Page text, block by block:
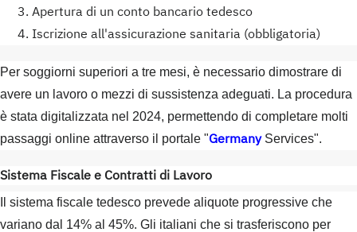
Apertura di un conto bancario tedesco
Iscrizione all'assicurazione sanitaria (obbligatoria)
Per soggiorni superiori a tre mesi, è necessario dimostrare di
avere un lavoro o mezzi di sussistenza adeguati. La procedura
è stata digitalizzata nel 2024, permettendo di completare molti
passaggi online attraverso il portale "GermanyServices".
Sistema Fiscale e Contratti di Lavoro
Il sistema fiscale tedesco prevede aliquote progressive che
variano dal 14% al 45%. Gli italiani che si trasferiscono per